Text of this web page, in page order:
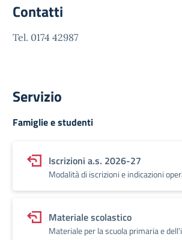
Contatti
Tel. 0174 42987
Servizio
Famiglie e studenti
Iscrizioni a.s. 2026-27
Modalità di iscrizioni e indicazioni
Materiale scolastico
Materiale per la scuola primaria e